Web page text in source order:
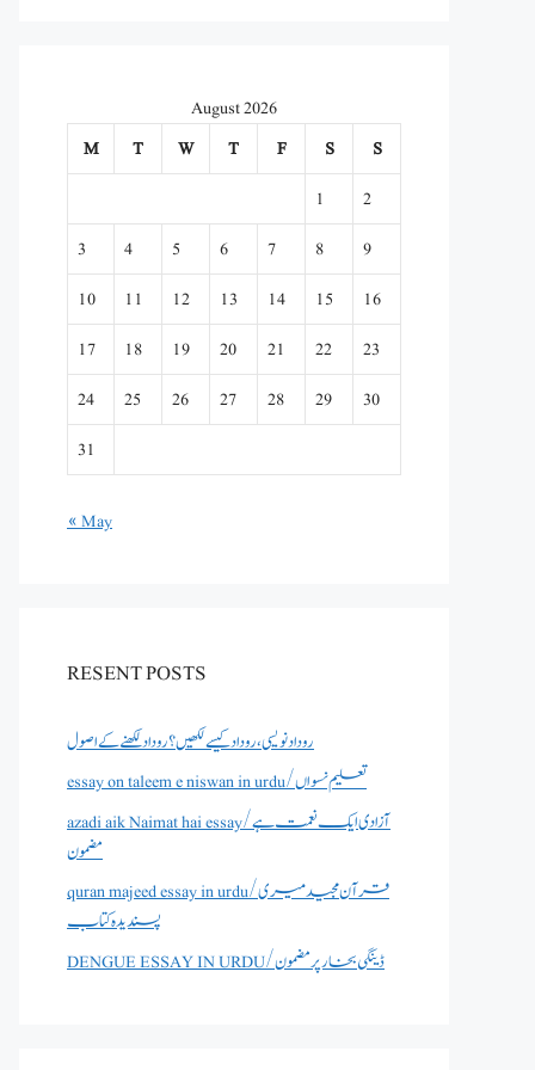
August 2026
M
T W T F S
S
1
2
3
4 5 6 7 8
9
10
11 12 13 14 15
16
17
18 19 20 21 22
23
24
25 26 27 28 29
30
31
« May
RESENT POSTS
روداد نویسی ،روداد کیسے لکھیں؟ روداد لکھنے کے اصول
essay on taleem e niswan in urdu/تعلیم نسواں
azadi aik Naimat hai essay/آزادی ایک نعمت ہے
مضمون
quran majeed essay in urdu/قرآن مجید میری
پسندیدہ کتاب
DENGUE ESSAY IN URDU/ڈینگی بخار پر مضمون